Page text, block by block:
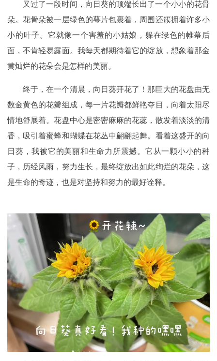
又过了一段时间，向日葵的顶端长出了一个小小的花骨
朵。花骨朵被一层绿色的萼片包裹着，周围还簇拥着许多小
小的叶子。它就像一个害羞的小姑娘，躲在绿色的帷幕后
面，不肯轻易露面。我每天都期待着它的绽放，想象着那金
黄灿烂的花朵会是怎样的美丽。
终于，在一个清晨，向日葵开花了！那巨大的花盘由无
数金黄色的花瓣组成，每一片花瓣都鲜艳夺目，向着太阳尽
情地舒展着。花盘中心是密密麻麻的花蕊，散发着淡淡的清
香，吸引着蜜蜂和蝴蝶在花丛中翩翩起舞。看着这盛开的向
日葵，我被它的美丽和生命力所震撼。它从一颗小小的种
子，历经风雨，努力生长，最终绽放出如此绚烂的花朵，这
是生命的奇迹，也是对坚持和努力的最好诠释。